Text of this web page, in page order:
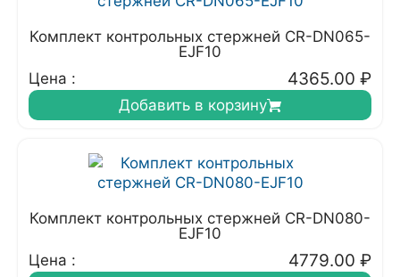
Комплект контрольных стержней CR-DN065-
EJF10
Цена :
4365.00 ₽
Добавить в корзину
Комплект контрольных стержней CR-DN080-
EJF10
Цена :
4779.00 ₽